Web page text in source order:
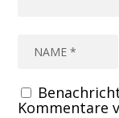
Kommentare